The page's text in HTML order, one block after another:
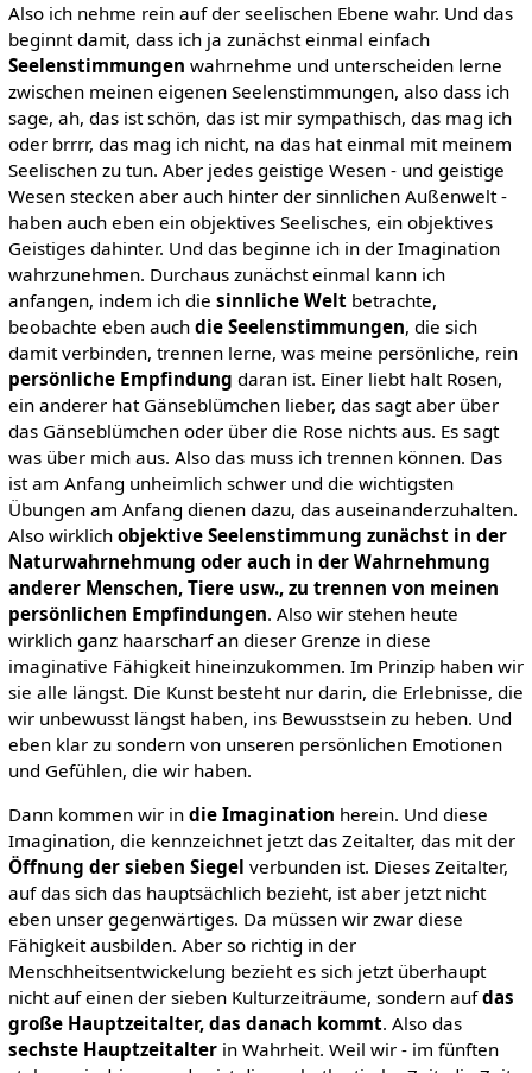
Also ich nehme rein auf der seelischen Ebene wahr. Und das
beginnt damit, dass ich ja zunächst einmal einfach
Seelenstimmungen wahrnehme und unterscheiden lerne
zwischen meinen eigenen Seelenstimmungen, also dass ich
sage, ah, das ist schön, das ist mir sympathisch, das mag ich
oder brrrr, das mag ich nicht, na das hat einmal mit meinem
Seelischen zu tun. Aber jedes geistige Wesen - und geistige
Wesen stecken aber auch hinter der sinnlichen Außenwelt -
haben auch eben ein objektives Seelisches, ein objektives
Geistiges dahinter. Und das beginne ich in der Imagination
wahrzunehmen. Durchaus zunächst einmal kann ich
anfangen, indem ich die sinnliche Weltbetrachte,
beobachte eben auch die Seelenstimmungen, die sich
damit verbinden, trennen lerne, was meine persönliche, rein
persönliche Empfindung daran ist. Einer liebt halt Rosen,
ein anderer hat Gänseblümchen lieber, das sagt aber über
das Gänseblümchen oder über die Rose nichts aus. Es sagt
was über mich aus. Also das muss ich trennen können. Das
ist am Anfang unheimlich schwer und die wichtigsten
Übungen am Anfang dienen dazu, das auseinanderzuhalten.
Also wirklich objektive Seelenstimmung zunächst in der
Naturwahrnehmung oder auch in der Wahrnehmung
anderer Menschen, Tiere usw., zu trennen von meinen
persönlichen Empfindungen. Also wir stehen heute
wirklich ganz haarscharf an dieser Grenze in diese
imaginative Fähigkeit hineinzukommen. Im Prinzip haben wir
sie alle längst. Die Kunst besteht nur darin, die Erlebnisse, die
wir unbewusst längst haben, ins Bewusstsein zu heben. Und
eben klar zu sondern von unseren persönlichen Emotionen
und Gefühlen, die wir haben.
Dann kommen wir in die Imagination herein. Und diese
Imagination, die kennzeichnet jetzt das Zeitalter, das mit der
Öffnung der sieben Siegel verbunden ist. Dieses Zeitalter,
auf das sich das hauptsächlich bezieht, ist aber jetzt nicht
eben unser gegenwärtiges. Da müssen wir zwar diese
Fähigkeit ausbilden. Aber so richtig in der
Menschheitsentwickelung bezieht es sich jetzt überhaupt
nicht auf einen der sieben Kulturzeiträume, sondern aufdas
große Hauptzeitalter, das danach kommt. Also das
sechste Hauptzeitalterin Wahrheit. Weil wir - im fünften